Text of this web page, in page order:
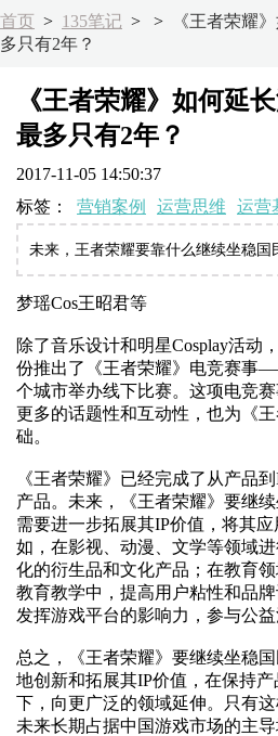
首页 > 135笔记 > >
《王者荣耀
多只有2年？
《王者荣耀》如何延
最多只有2年？
2017-11-05 14:50:37
标签： 营销案例 运营思维 运营
未来，王者荣耀要靠什么继续坐稳国
梦瑶Cos王昭君等
除了音乐设计和明星Cosplay活动
份推出了《王者荣耀》电竞赛事
个城市举办线下比赛。这项电竞
更多的话题性和互动性，也为《
础。
《王者荣耀》已经完成了从产品
产品。未来，《王者荣耀》要继
需要进一步拓展其IP价值，将其
如，在影视、动漫、文学等领域
化的衍生品和文化产品；在教育
教育教学中，提高用户粘性和品
发挥游戏平台的影响力，参与公益
总之，《王者荣耀》要继续坐稳
地创新和拓展其IP价值，在保持
下，向更广泛的领域延伸。只有
未来长期占据中国游戏市场的主导